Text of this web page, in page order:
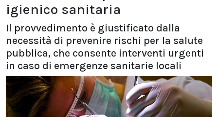
igienico sanitaria
Il provvedimento è giustificato dalla
necessità di prevenire rischi per la salute
pubblica, che consente interventi urgenti
in caso di emergenze sanitarie locali